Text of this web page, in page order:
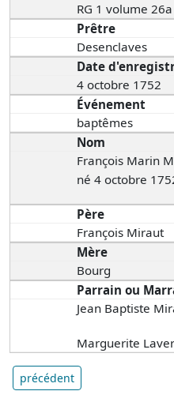
RG 1 volume
Prêtre
Desenclaves
Date
4 octobre 1752
Événement
baptêmes
Nom
François Marin
né 4 octobre
Père
François Miraut
Mère
Bourg
Parrain ou
Jean Baptiste
Marguerite
précédent